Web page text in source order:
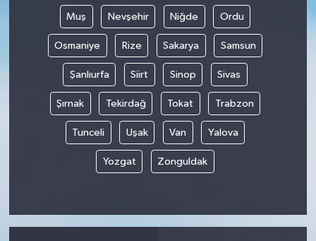
Muş Nevşehir Niğde Ordu
Osmaniye Rize Sakarya Samsun
Şanlıurfa Siirt Sinop Sivas
Şırnak Tekirdağ Tokat Trabzon
Tunceli Uşak Van Yalova
Yozgat Zonguldak